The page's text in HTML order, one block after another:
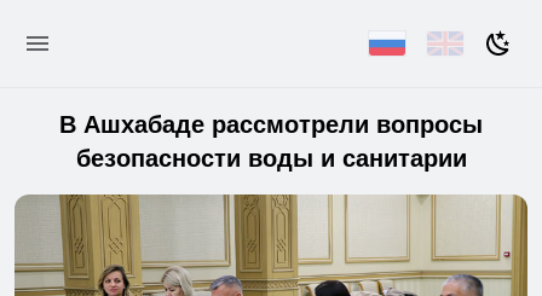
В Ашхабаде рассмотрели вопросы
безопасности воды и санитарии